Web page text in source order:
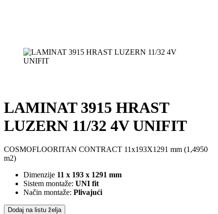
LAMINAT 3915 HRAST
LUZERN 11/32 4V UNIFIT
COSMOFLOORITAN CONTRACT 11x193X1291 mm (1,4950
m2)
Dimenzije 11 x 193 x 1291 mm
Sistem montaže: UNI fit
Način montaže: Plivajući
Dodaj na listu želja